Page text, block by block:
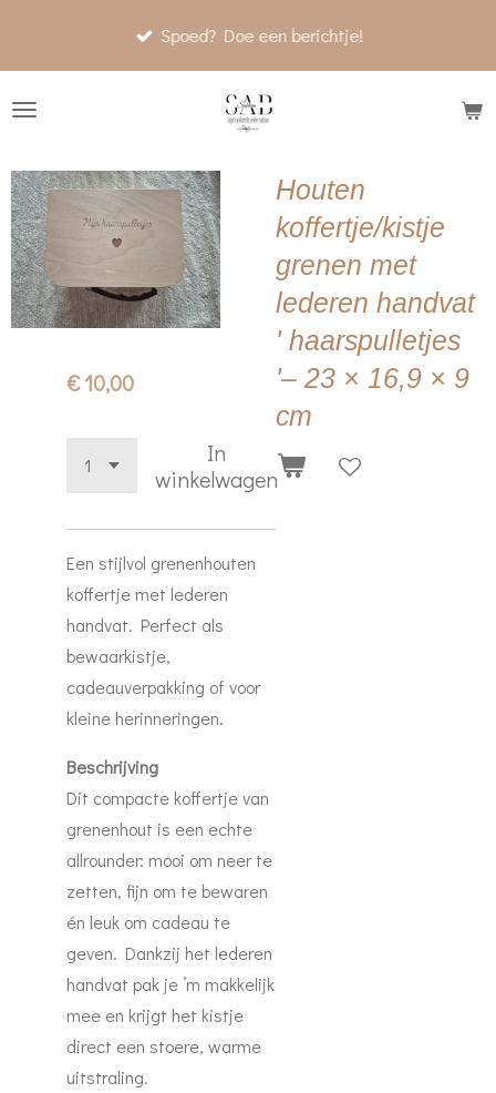
de
Spoed? Doe een berichtje!
Houten
koffertje/kistje
grenen met
lederen handvat
' haarspulletjes
'– 23 × 16,9 × 9
cm
€ 10,00
In
winkelwagen
Een stijlvol grenenhouten
koffertje met lederen
handvat. Perfect als
bewaarkistje,
cadeauverpakking of voor
kleine herinneringen.
Beschrijving
Dit compacte koffertje van
grenenhout is een echte
allrounder: mooi om neer te
zetten, fijn om te bewaren
én leuk om cadeau te
geven. Dankzij het lederen
handvat pak je ’m makkelijk
mee en krijgt het kistje
direct een stoere, warme
uitstraling.